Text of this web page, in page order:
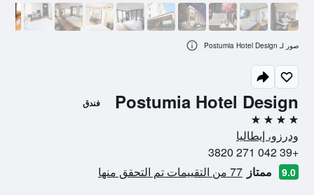
Postumia Hotel Design فندق
4 نجوم
ودرزو، إيطاليا
+39 042 271 3820
9.0 ممتاز 77 من التقييمات تم التحقق منها
صور لـ Postumia Hotel Design